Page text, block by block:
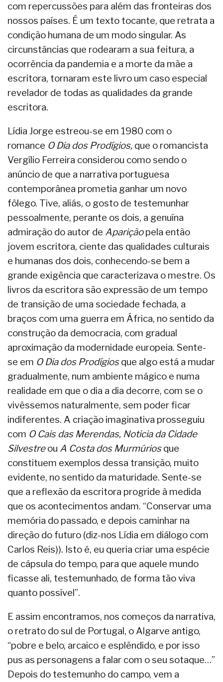
com repercussões para além das fronteiras dos
nossos países. É um texto tocante, que retrata a
condição humana de um modo singular. As
circunstâncias que rodearam a sua feitura, a
ocorrência da pandemia e a morte da mãe a
escritora, tornaram este livro um caso especial
revelador de todas as qualidades da grande
escritora.
Lídia Jorge estreou-se em 1980 com o
romance O Dia dos Prodígios, que o romancista
Vergílio Ferreira considerou como sendo o
anúncio de que a narrativa portuguesa
contemporânea prometia ganhar um novo
fôlego. Tive, aliás, o gosto de testemunhar
pessoalmente, perante os dois, a genuína
admiração do autor de Apariçãopela então
jovem escritora, ciente das qualidades culturais
e humanas dos dois, conhecendo-se bem a
grande exigência que caracterizava o mestre. Os
livros da escritora são expressão de um tempo
de transição de uma sociedade fechada, a
braços com uma guerra em África, no sentido da
construção da democracia, com gradual
aproximação da modernidade europeia. Sente-
se em O Dia dos Prodígiosque algo está a mudar
gradualmente, num ambiente mágico e numa
realidade em que o dia a dia decorre, com se o
vivêssemos naturalmente, sem poder ficar
indiferentes. A criação imaginativa prosseguiu
com O Cais das Merendas, Noticia da Cidade
Silvestreou A Costa dos Murmúriosque
constituem exemplos dessa transição, muito
evidente, no sentido da maturidade. Sente-se
que a reflexão da escritora progride à medida
que os acontecimentos andam. “Conservar uma
memória do passado, e depois caminhar na
direção do futuro (diz-nos Lídia em diálogo com
Carlos Reis)). Isto é, eu queria criar uma espécie
de cápsula do tempo, para que aquele mundo
ficasse ali, testemunhado, de forma tão viva
quanto possível”.
E assim encontramos, nos começos da narrativa,
o retrato do sul de Portugal, o Algarve antigo,
“pobre e belo, arcaico e esplêndido, e por isso
pus as personagens a falar com o seu sotaque…”
Depois do testemunho do campo, vem a